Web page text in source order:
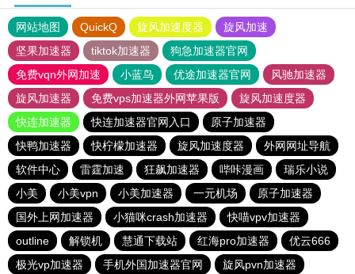
网站地图 QuickQ 旋风加速度器
旋风加速
坚果加速器
tiktok加速器
狗急加速器官网
免费vqn外网加速
小蓝鸟 优途加速器官网
风驰加速器
旋风加速器
免费vps加速器外网苹果版
旋风加速度器
快连加速器
快连加速器官网入口
原子加速器
快鸭加速器
快柠檬加速器 旋风加速度器
外网网址导航
软件中心
雷霆加速 狂飙加速器 哔咔漫画
瑞乐小说
小美
小美vpn 小美加速器 一元机场
原子加速器
国外上网加速器
小猫咪crash加速器
快喵vpv加速器
outline
解锁机 慧通下载站 红海pro加速器
优云666
极光vp加速器
手机外国加速器官网
旋风pvn加速器